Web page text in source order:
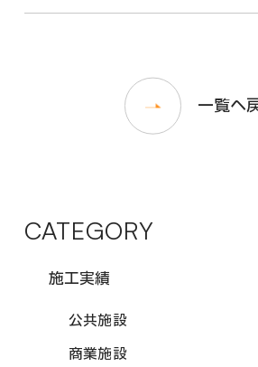
一覧へ
CATEGORY
施工実績
公共施設
商業施設